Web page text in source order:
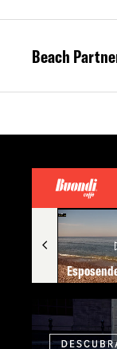
Beach
da Laje em Oeiras